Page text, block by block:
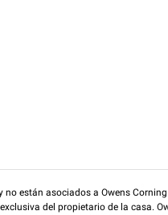
están asociados a Owens
del propietario de la casa.